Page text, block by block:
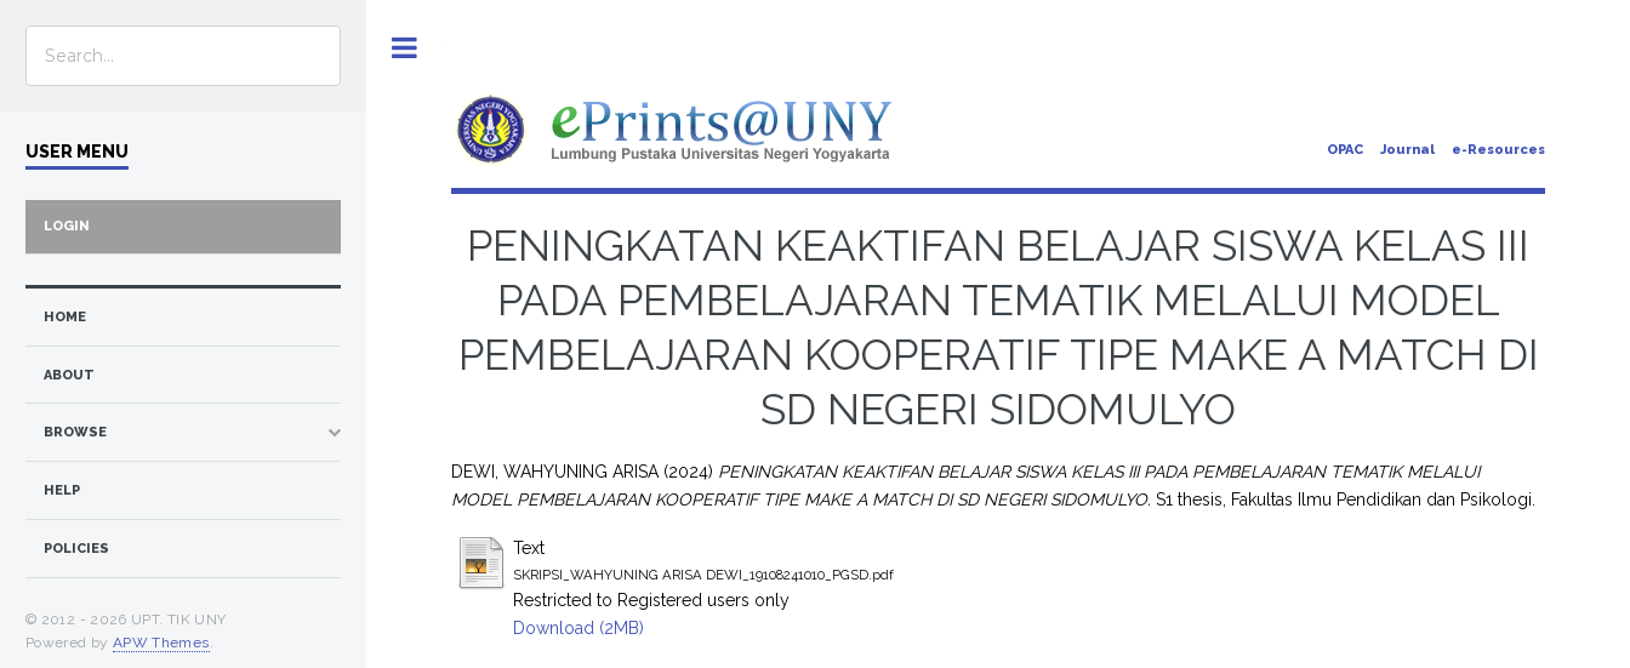
OPAC Journal e-Resources
PENINGKATAN KEAKTIFAN BELAJAR SISWA KELAS III
PADA PEMBELAJARAN TEMATIK MELALUI MODEL
PEMBELAJARAN KOOPERATIF TIPE MAKE A MATCH DI
SD NEGERI SIDOMULYO
DEWI, WAHYUNING ARISA (2024) PENINGKATAN KEAKTIFAN BELAJAR SISWA KELAS III PADA PEMBELAJARAN TEMATIK MELALUI
MODEL PEMBELAJARAN KOOPERATIF TIPE MAKE A MATCH DI SD NEGERI SIDOMULYO. S1 thesis, Fakultas Ilmu Pendidikan dan Psikologi.
Text
SKRIPSI_WAHYUNING ARISA DEWI_19108241010_PGSD.pdf
Restricted to Registered users only
Download (2MB)
USER MENU
LOGIN
HOME
ABOUT
BROWSE
HELP
POLICIES
© 2012 - 2026 UPT. TIK UNY
Powered by APW Themes